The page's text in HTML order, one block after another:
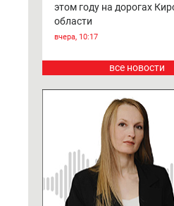
этом году на дорогах
области
вчера, 10:17
все новости